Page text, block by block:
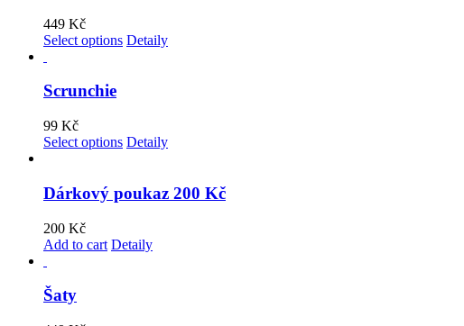
449 Kč
Select options Detaily
Scrunchie
99 Kč
Select options Detaily
Dárkový poukaz 200 Kč
200 Kč
Add to cart Detaily
Šaty